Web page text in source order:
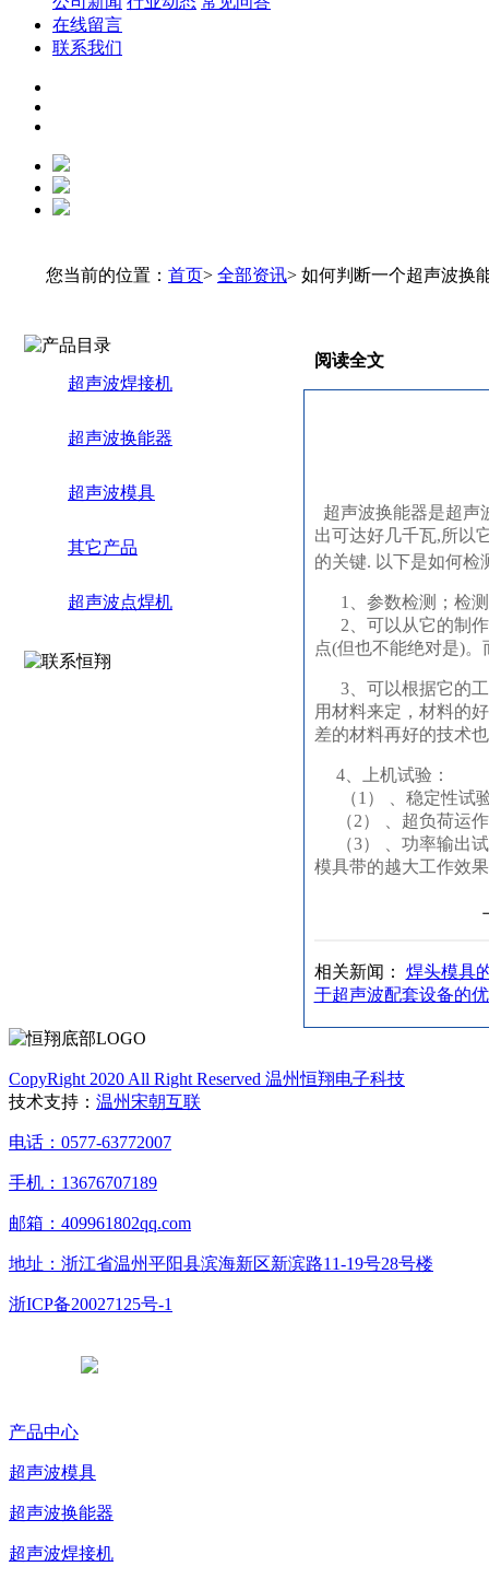
在线留言
联系我们
您当前的位置： 首页> 全部资讯> 如何判断一个超声波换
超声波焊接机
超声波换能器
超声波模具
其它产品
超声波点焊机
阅读全文
超声波换能器是超声
出可达好几千瓦,所以
的关键. 以下是如何检
1、参数检测；检测
2、可以从它的制作
点(但也不能绝对是)
3、可以根据它的工
用材料来定，材料的
差的材料再好的技术
4、上机试验：
（1） 、稳定性试
（2） 、超负荷运作
（3） 、功率输出试
模具带的越大工作效
相关新闻： 焊头模具
于超声波配套设备的
CopyRight 2020 All Right Reserved 温州恒翔电子科技
技术支持： 温州宋朝互联
电话：0577-63772007
手机：13676707189
邮箱：409961802qq.com
地址：浙江省温州平阳县滨海新区新滨路11-19号28号楼
浙ICP备20027125号-1
产品中心
超声波模具
超声波换能器
超声波焊接机